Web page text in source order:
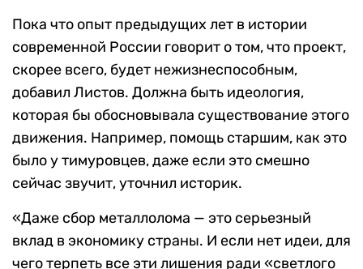
Пока что опыт предыдущих лет в истории
современной России говорит о том, что проект,
скорее всего, будет нежизнеспособным,
добавил Листов. Должна быть идеология,
которая бы обосновывала существование этого
движения. Например, помощь старшим, как это
было у тимуровцев, даже если это смешно
сейчас звучит, уточнил историк.
«Даже сбор металлолома — это серьезный
вклад в экономику страны. И если нет идеи, для
чего терпеть все эти лишения ради «светлого